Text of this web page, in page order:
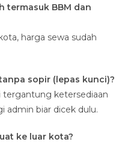
termasuk BBM dan
harga sewa sudah
sopir (lepas kunci)?
tergantung ketersediaan
admin biar dicek dulu.
ke luar kota?